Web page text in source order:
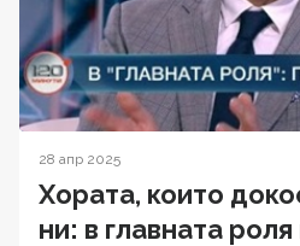
28 апр 2025
Хората, които
ни: в главната роля